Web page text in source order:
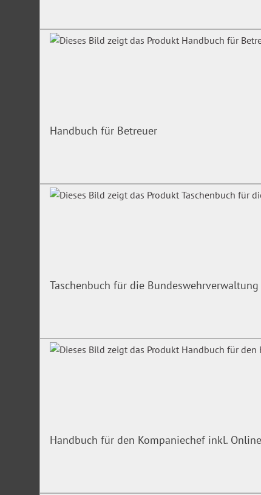
Handbuch für Betreuer
Taschenbuch für die Bundeswehrverwaltung
Handbuch für den Kompaniechef inkl.